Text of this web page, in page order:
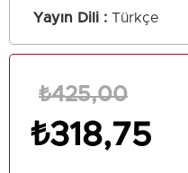
Yayın Dili
Türkçe
₺425,00
₺318,75